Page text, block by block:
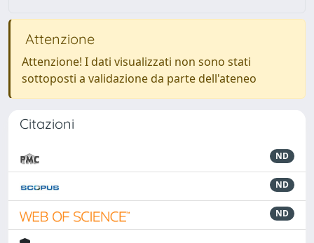
Attenzione
Attenzione! I dati visualizzati non sono stati
sottoposti a validazione da parte dell'ateneo
Citazioni
ND
ND
ND